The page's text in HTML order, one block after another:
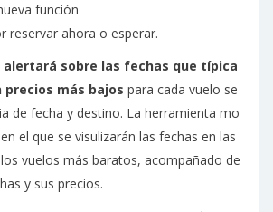
función
reservar ahora o esperar.
alertará sobre las fechas que típica
más bajos para cada vuelo se
de fecha y destino. La herramienta mo
el que se visulizarán las fechas en las
vuelos más baratos, acompañado de
y sus precios.